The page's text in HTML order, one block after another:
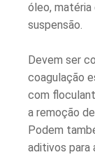
óleo, matéria
suspensão.
Devem ser
coagulação
com
a remoção
Podem
aditivos para